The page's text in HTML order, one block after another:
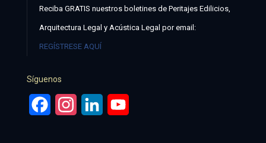
Reciba GRATIS nuestros boletines de Peritajes Edilicios,
Arquitectura Legal y Acústica Legal por email:
REGÍSTRESE AQUÍ
Síguenos
FacebookInstagramLinkedIn